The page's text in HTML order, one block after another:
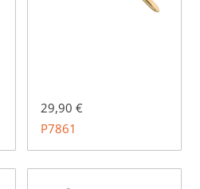
29,90 €
P7861